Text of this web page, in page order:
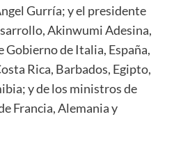
Gurría; y el presidente
Akinwumi Adesina,
Gobierno de Italia, España,
Rica, Barbados, Egipto,
y de los ministros de
Francia, Alemania y